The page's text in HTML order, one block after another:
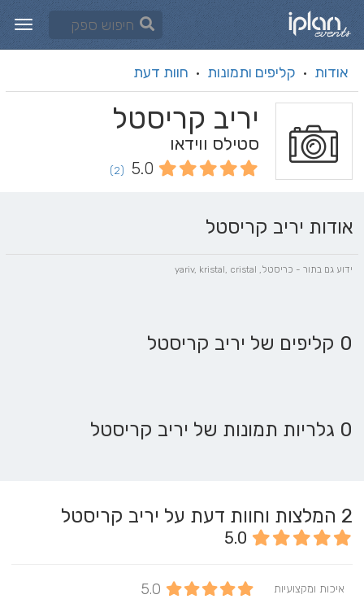
אודות · קליפים ותמונות · חוות דעת
יריב קריסטל
סטילס ווידאו
5.0
(2)
אודות יריב קריסטל
ידוע גם בתור - כריסטל, yariv, kristal, cristal
0 קליפים של יריב קריסטל
0 גלריות תמונות של יריב קריסטל
2 המלצות וחוות דעת על יריב קריסטל
5.0
איכות ומקצועיות 5.0